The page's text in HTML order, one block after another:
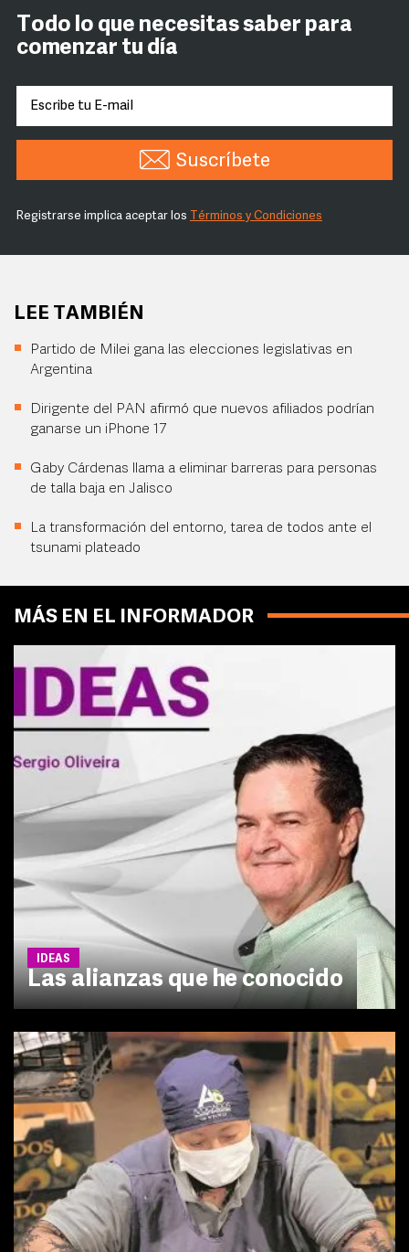
Todo lo que necesitas saber para
comenzar tu día
Suscríbete
Registrarse implica aceptar los Términos y Condiciones
LEE TAMBIÉN
Partido de Milei gana las elecciones legislativas en
Argentina
Dirigente del PAN afirmó que nuevos afiliados podrían
ganarse un iPhone 17
Gaby Cárdenas llama a eliminar barreras para personas
de talla baja en Jalisco
La transformación del entorno, tarea de todos ante el
tsunami plateado
MÁS EN EL INFORMADOR
IDEAS
Las alianzas que he conocido